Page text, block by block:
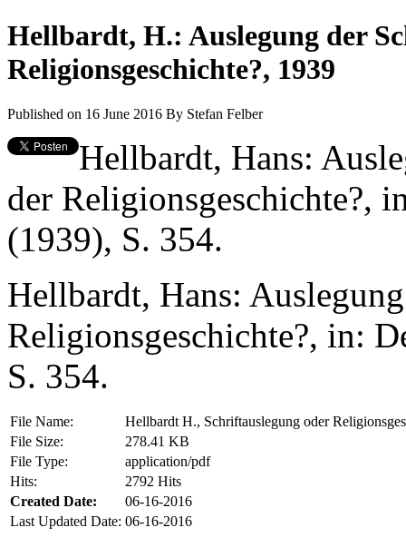
Hellbardt, H.: Auslegung der
Religionsgeschichte?, 1939
Published on 16 June 2016 By Stefan Felber
Hellbardt, Hans:
der Religionsgeschichte?,
(1939), S. 354.
Hellbardt, Hans:
Religionsgeschichte?, in:
S. 354.
File Name:
Hellbardt H., Schriftauslegung oder
File Size:
278.41 KB
File Type:
application/pdf
Hits:
2792 Hits
Created Date:
06-16-2016
Last Updated Date: 06-16-2016